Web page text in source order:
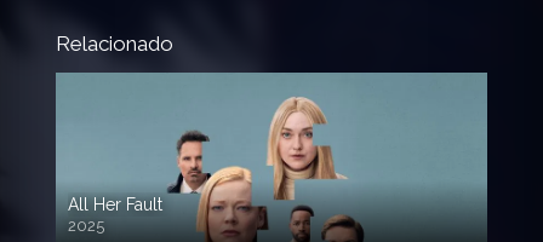
Relacionado
All Her Fault
2025